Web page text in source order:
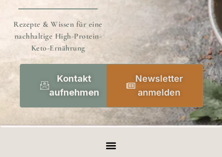
Rezepte & Wissen für eine
nachhaltige High-Protein-
Keto-Ernährung
Kontakt
aufnehmen
Newsletter
anmelden